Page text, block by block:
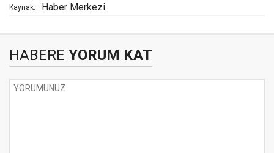
Kaynak: Haber Merkezi
HABERE YORUM KAT